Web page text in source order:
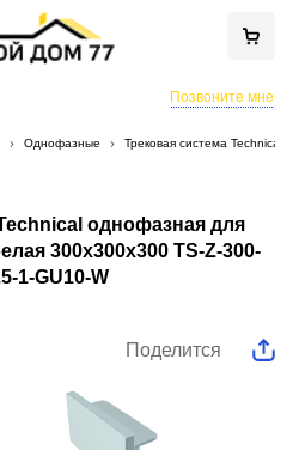
Позвоните мне
Однофазные Трековая система Technical
однофазная для
300x300x300 TS-Z-300-
1-GU10-W
Поделится